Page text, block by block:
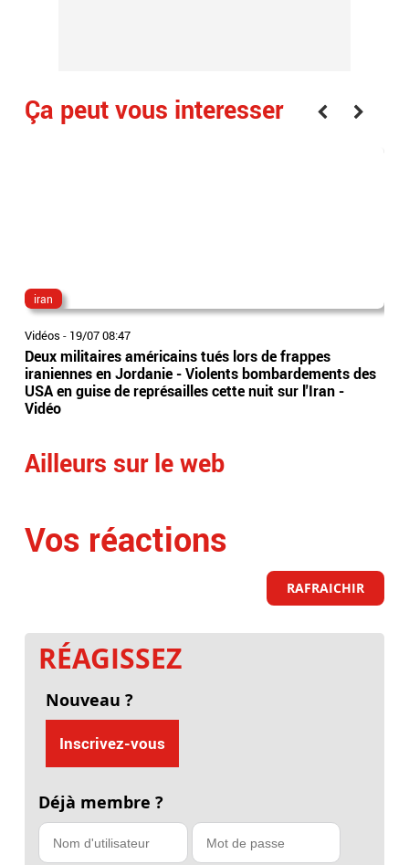
Ça peut vous interesser
iran
Vidéos - 19/07 08:47
Deux militaires américains tués lors de frappes
iraniennes en Jordanie - Violents bombardements des
USA en guise de représailles cette nuit sur l'Iran -
Vidéo
Ailleurs sur le web
Vos réactions
RAFRAICHIR
RÉAGISSEZ
Nouveau ?
Inscrivez-vous
Déjà membre ?